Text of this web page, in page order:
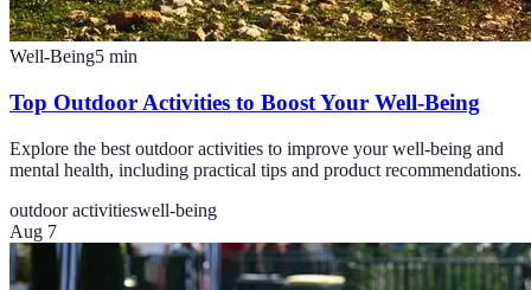
Well-Being5 min
Top Outdoor Activities to Boost Your Well-Being
Explore the best outdoor activities to improve your well-being and
mental health, including practical tips and product recommendations.
outdoor activitieswell-being
Aug 7